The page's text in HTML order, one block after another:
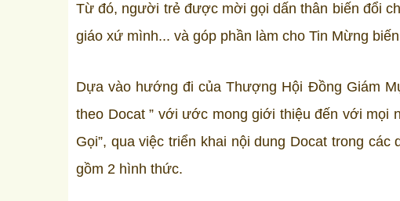
Từ đó, người trẻ được mời gọi dấn thân biến đổi
giáo xứ mình... và góp phần làm cho Tin Mừng
Dựa vào hướng đi của Thượng Hội Đồng Giám
theo Docat ” với ước mong giới thiệu đến với
Gọi”, qua việc triển khai nội dung Docat trong
gồm 2 hình thức.